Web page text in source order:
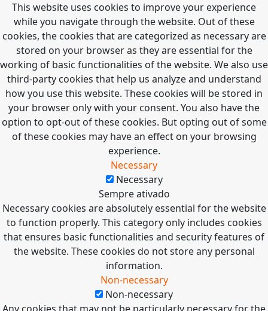
This website uses cookies to improve your experience
while you navigate through the website. Out of these
cookies, the cookies that are categorized as necessary are
stored on your browser as they are essential for the
working of basic functionalities of the website. We also use
third-party cookies that help us analyze and understand
how you use this website. These cookies will be stored in
your browser only with your consent. You also have the
option to opt-out of these cookies. But opting out of some
of these cookies may have an effect on your browsing
experience.
Necessary
Necessary
Sempre ativado
Necessary cookies are absolutely essential for the website
to function properly. This category only includes cookies
that ensures basic functionalities and security features of
the website. These cookies do not store any personal
information.
Non-necessary
Non-necessary